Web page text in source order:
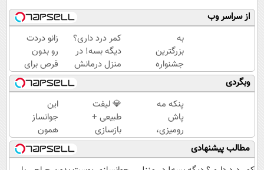
از سراسر وب
به
بزرگترین
جشنواره
ایمپلنت
تهران
سر بزنید
! | فقط
۲۵
میلیون
!
کمر درد داری؟
دیگه بسه! در
منزل درمانش
کن
(◀پرسش‌نامه)
زانو دردت
رو بدون
قرص برای
همیشه
خوب کن!
(قدم اول،
پرسش‌نامه)
وبگردی
پنکه مه
پاش
رومیزی،
مخصوص
گرمایی‌ها!!
💎 لیفت
طبیعی +
بازسازی
پوست +
کاهش
این
جوانساز
همون
جلسه‌ی
اول
مطالب پیشنهادی